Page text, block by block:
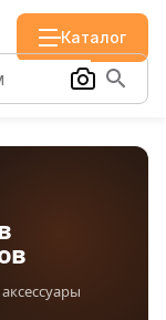
Каталог